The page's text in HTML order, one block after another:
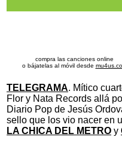
compra las canciones online
o bájatelas al móvil desde
TELEGRAMA. Mítico
Flor y Nata Records allá
Diario Pop de Jesús
sello que los vio nacer en
LA CHICA DEL METRO y